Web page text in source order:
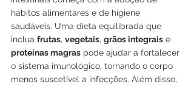
hábitos alimentares e de higiene
saudáveis. Uma dieta equilibrada que
inclua frutas, vegetais, grãos integrais e
proteínas magras pode ajudar a fortalecer
o sistema imunológico, tornando o corpo
menos suscetível a infecções. Além disso,